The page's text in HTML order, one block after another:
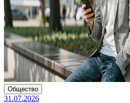
Общество
31.07.2026